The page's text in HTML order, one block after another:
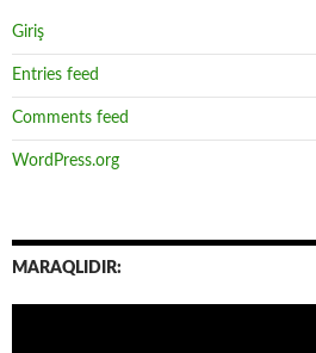
Giriş
Entries feed
Comments feed
WordPress.org
MARAQLIDIR: